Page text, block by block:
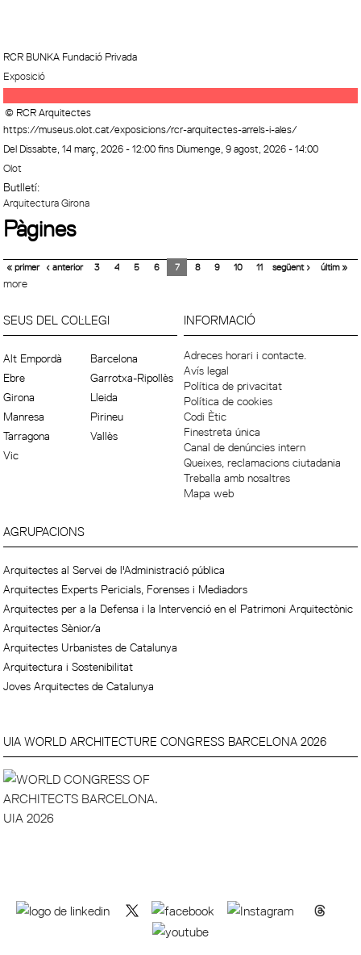
RCR BUNKA Fundació Privada
Exposició
© RCR Arquitectes
https://museus.olot.cat/exposicions/rcr-arquitectes-arrels-i-ales/
Del Dissabte, 14 març, 2026 - 12:00fins Diumenge, 9 agost, 2026 - 14:00
Olot
Butlletí:
Arquitectura Girona
Pàgines
« primer ‹ anterior 3 4 5 6 7 8 9 10 11 següent › últim »
more
SEUS DEL COL·LEGI
Alt Empordà
Barcelona
Ebre
Garrotxa-Ripollès
Girona
Lleida
Manresa
Pirineu
Tarragona
Vallès
Vic
INFORMACIÓ
Adreces horari i contacte.
Avís legal
Política de privacitat
Política de cookies
Codi Ètic
Finestreta única
Canal de denúncies intern
Queixes, reclamacions ciutadania
Treballa amb nosaltres
Mapa web
AGRUPACIONS
Arquitectes al Servei de l'Administració pública
Arquitectes Experts Pericials, Forenses i Mediadors
Arquitectes per a la Defensa i la Intervenció en el Patrimoni Arquitectònic
Arquitectes Sènior/a
Arquitectes Urbanistes de Catalunya
Arquitectura i Sostenibilitat
Joves Arquitectes de Catalunya
UIA WORLD ARCHITECTURE CONGRESS BARCELONA 2026